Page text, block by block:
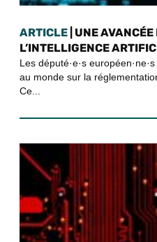
ARTICLE | UNE
L’INTELLIGENCE
Les député·e·s
au monde sur la
Ce...